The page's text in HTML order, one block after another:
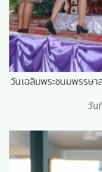
วันเฉลิมพระชนมพรรษ
วัน